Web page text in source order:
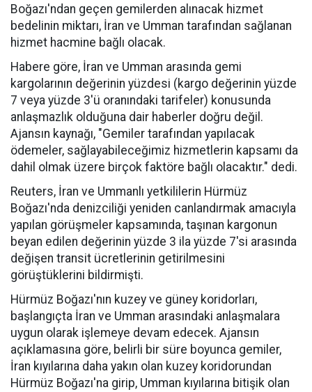
Boğazı'ndan geçen gemilerden alınacak hizmet
bedelinin miktarı, İran ve Umman tarafından sağlanan
hizmet hacmine bağlı olacak.
Habere göre, İran ve Umman arasında gemi
kargolarının değerinin yüzdesi (kargo değerinin yüzde
7 veya yüzde 3'ü oranındaki tarifeler) konusunda
anlaşmazlık olduğuna dair haberler doğru değil.
Ajansın kaynağı, "Gemiler tarafından yapılacak
ödemeler, sağlayabileceğimiz hizmetlerin kapsamı da
dahil olmak üzere birçok faktöre bağlı olacaktır." dedi.
Reuters, İran ve Ummanlı yetkililerin Hürmüz
Boğazı'nda denizciliği yeniden canlandırmak amacıyla
yapılan görüşmeler kapsamında, taşınan kargonun
beyan edilen değerinin yüzde 3 ila yüzde 7'si arasında
değişen transit ücretlerinin getirilmesini
görüştüklerini bildirmişti.
Hürmüz Boğazı'nın kuzey ve güney koridorları,
başlangıçta İran ve Umman arasındaki anlaşmalara
uygun olarak işlemeye devam edecek. Ajansın
açıklamasına göre, belirli bir süre boyunca gemiler,
İran kıyılarına daha yakın olan kuzey koridorundan
Hürmüz Boğazı'na girip, Umman kıyılarına bitişik olan